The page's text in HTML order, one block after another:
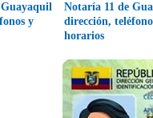
y
Notaría 11 de
dirección,
horarios